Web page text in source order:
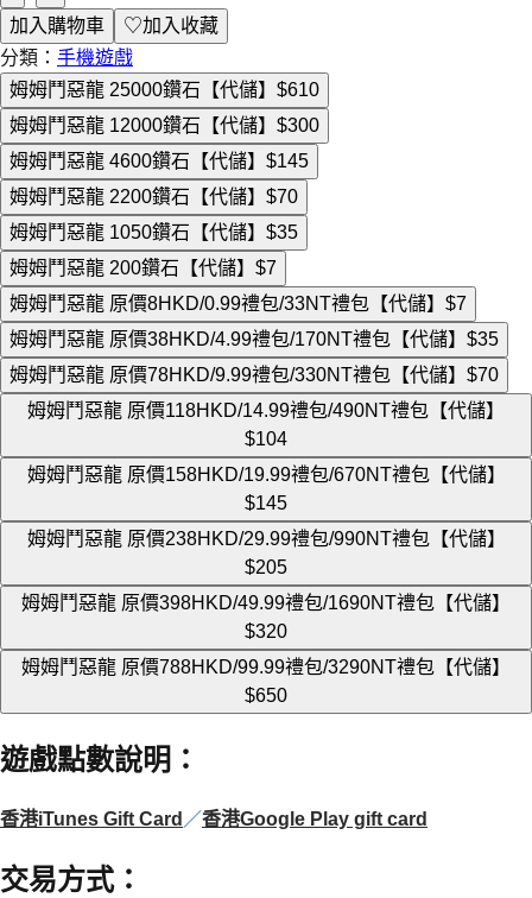
加入購物車
♡加入收藏
分類： 手機遊戲
姆姆鬥惡龍 25000鑽石【代儲】 $610
姆姆鬥惡龍 12000鑽石【代儲】 $300
姆姆鬥惡龍 4600鑽石【代儲】 $145
姆姆鬥惡龍 2200鑽石【代儲】 $70
姆姆鬥惡龍 1050鑽石【代儲】 $35
姆姆鬥惡龍 200鑽石【代儲】 $7
姆姆鬥惡龍 原價8HKD/0.99禮包/33NT禮包【代儲】 $7
姆姆鬥惡龍 原價38HKD/4.99禮包/170NT禮包【代儲】 $35
姆姆鬥惡龍 原價78HKD/9.99禮包/330NT禮包【代儲】 $70
姆姆鬥惡龍 原價118HKD/14.99禮包/490NT禮包【代儲】
$104
姆姆鬥惡龍 原價158HKD/19.99禮包/670NT禮包【代儲】
$145
姆姆鬥惡龍 原價238HKD/29.99禮包/990NT禮包【代儲】
$205
姆姆鬥惡龍 原價398HKD/49.99禮包/1690NT禮包【代儲】
$320
姆姆鬥惡龍 原價788HKD/99.99禮包/3290NT禮包【代儲】
$650
遊戲點數說明 ：
香港iTunes Gift Card ／香港Google Play gift card
交易方式：